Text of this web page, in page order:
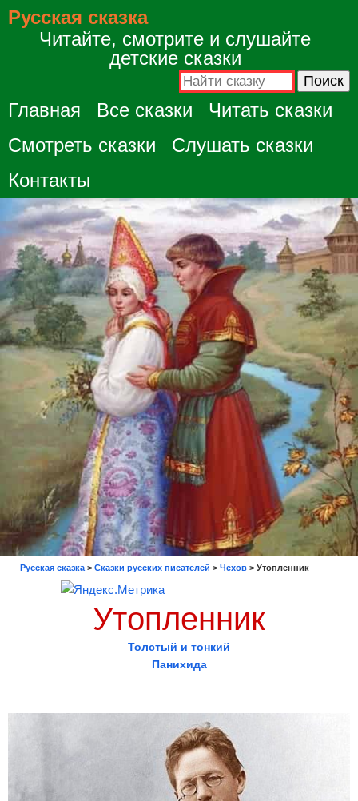
Русская сказка
Читайте, смотрите и слушайте
детские сказки
Главная Все сказки
Читать сказки
Смотреть сказки
Слушать сказки
Контакты
Русская сказка > Сказки русских писателей > Чехов > Утопленник
Утопленник
Толстый и тонкий
Панихида